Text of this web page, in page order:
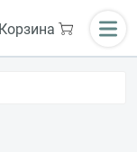
Корзина